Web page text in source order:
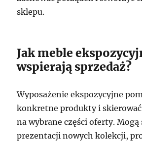
sklepu.
Jak meble
wspierają sprzedaż?
Wyposażenie ekspozycyjne
konkretne produkty i
na wybrane części oferty. Mogą
prezentacji nowych kolekcji,